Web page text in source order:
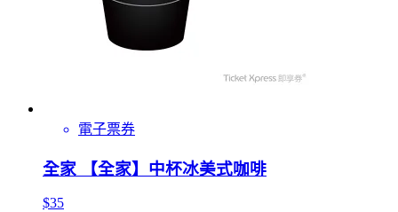
電子票券
全家 【全家】中杯冰美式咖啡
$35